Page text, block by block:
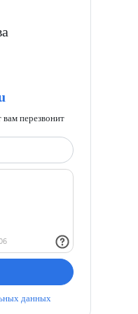
вам перезвонит
данных